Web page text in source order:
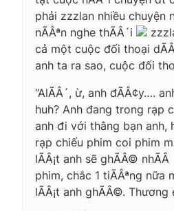
phải zzzlan nhiều chuyện
nÃÂªn nghe thÃÂ´i
cả một cuộc đối thoại
anh ta ra sao, cuộc đối
“AlÃÂ´, ừ, anh đÃÂ¢y….
huh? Anh đang trong rạp
anh đi với thằng bạn anh,
rạp chiếu phim coi phim
lÃÂ¡t anh sẽ ghÃÂ©
phim, chắc 1 tiÃÂªng
lÃÂ¡t anh ghÃÂ©. Thương